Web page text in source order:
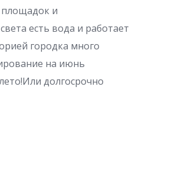
площадок и
есть вода и работает
городка много
на июнь
долгосрочно